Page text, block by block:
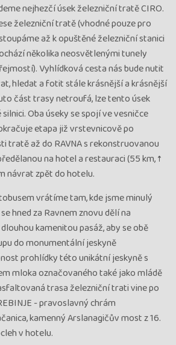
nejhezčí úsek železniční tratě CIRO.
železniční tratě (vhodné pouze pro
až k opuštěné železniční stanici
několika neosvětlenými tunely
Vyhlídková cesta nás bude nutit
hledat a fotit stále krásnější a krásnější
část trasy netroufá, lze tento úsek
Oba úseky se spojí ve vesničce
etapa již vrstevnicově po
tratě až do RAVNA s rekonstruovanou
na hotel a restauraci (55 km, ↑
návrat zpět do hotelu.
vrátíme tam, kde jsme minulý
hned za Ravnem znovu dělí na
kamenitou pasáž, aby se obě
do monumentální jeskyně
prohlídky této unikátní jeskyně s
mloka označovaného také jako mládě
trasa železniční trati vine po
- pravoslavný chrám
kamenný Arslanagičův most z 16.
v hotelu.